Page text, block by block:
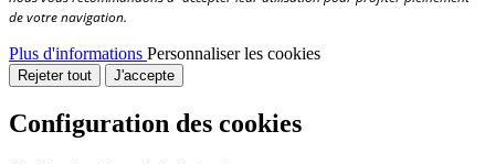
de votre navigation.
Plus d'informations Personnaliser les cookies
Rejeter tout J'accepte
Configuration des cookies